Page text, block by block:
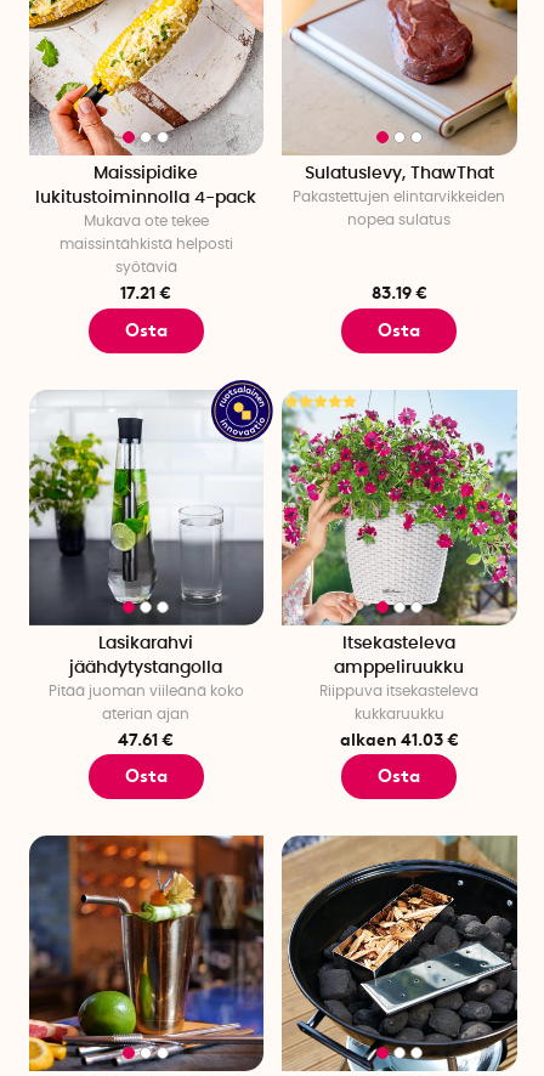
Maissipidike
lukitustoiminnolla 4-pack
Mukava ote tekee
maissintähkistä helposti
syötäviä
17.21 €
Osta
Sulatuslevy, ThawThat
Pakastettujen elintarvikkeiden
nopea sulatus
83.19 €
Osta
Lasikarahvi
jäähdytystangolla
Pitää juoman viileänä koko
aterian ajan
47.61 €
Osta
Itsekasteleva
amppeliruukku
Riippuva itsekasteleva
kukkaruukku
alkaen 41.03 €
Osta